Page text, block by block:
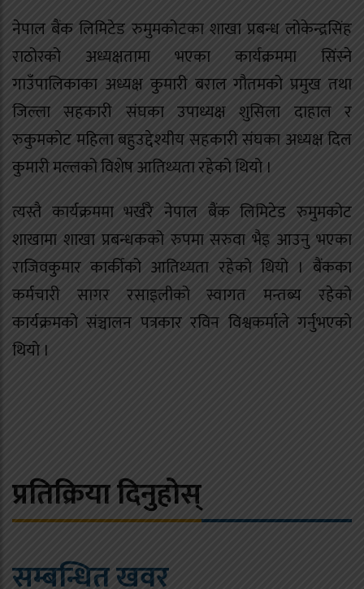
नेपाल बैंक लिमिटेड रुमुमकोटका शाखा प्रबन्ध लोकेन्द्रसिंह
राठोरको अध्यक्षतामा भएका कार्यक्रममा सिंस्ने
गाउँपालिकाका अध्यक्ष कुमारी बराल गौतमको प्रमुख तथा
जिल्ला सहकारी संघका उपाध्यक्ष शुसिला दाहाल र
रुकुमकोट महिला बहुउद्देश्यीय सहकारी संघका अध्यक्ष दिल
कुमारी मल्लको विशेष आतिथ्यता रहेको थियो ।
त्यस्तै कार्यक्रममा भर्खरै नेपाल बैंक लिमिटेड रुमुमकोट
शाखामा शाखा प्रबन्धकको रुपमा सरुवा भैइ आउनु भएका
राजिवकुमार कार्कीको आतिथ्यता रहेको थियो । बैंकका
कर्मचारी सागर रसाइलीको स्वागत मन्तब्य रहेको
कार्यक्रमको संञ्चालन पत्रकार रविन विश्वकर्माले गर्नुभएको
थियो ।
प्रतिक्रिया दिनुहोस्
सम्बन्धित खवर